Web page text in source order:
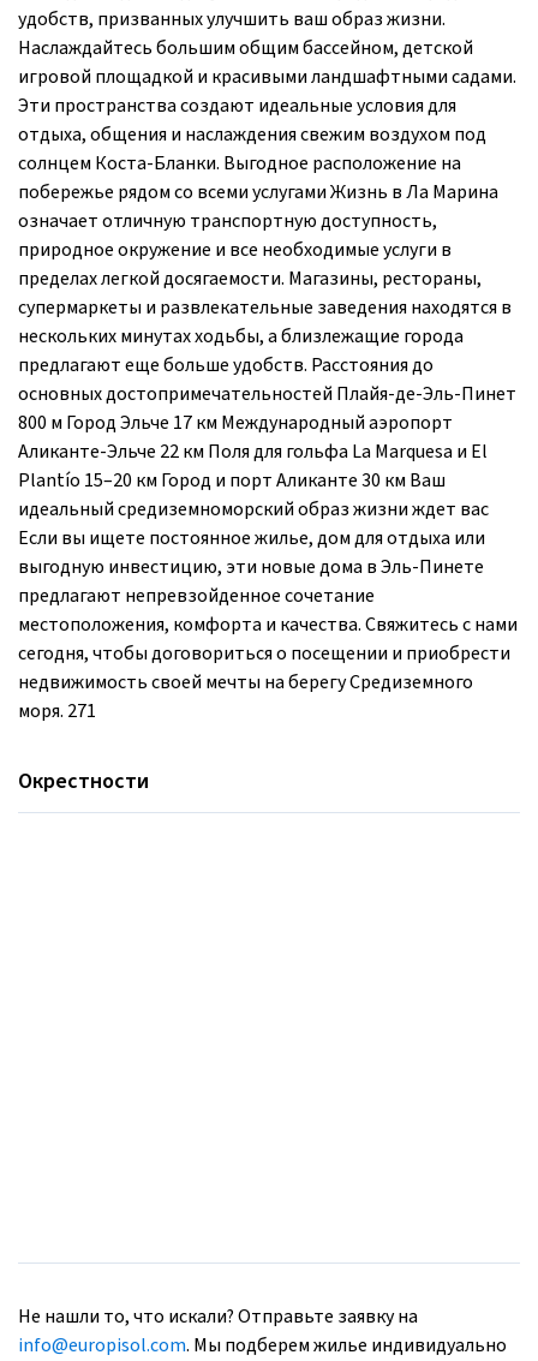
удобств, призванных улучшить ваш образ жизни.
Наслаждайтесь большим общим бассейном, детской
игровой площадкой и красивыми ландшафтными садами.
Эти пространства создают идеальные условия для
отдыха, общения и наслаждения свежим воздухом под
солнцем Коста-Бланки. Выгодное расположение на
побережье рядом со всеми услугами Жизнь в Ла Марина
означает отличную транспортную доступность,
природное окружение и все необходимые услуги в
пределах легкой досягаемости. Магазины, рестораны,
супермаркеты и развлекательные заведения находятся в
нескольких минутах ходьбы, а близлежащие города
предлагают еще больше удобств. Расстояния до
основных достопримечательностей Плайя-де-Эль-Пинет
800 м Город Эльче 17 км Международный аэропорт
Аликанте-Эльче 22 км Поля для гольфа La Marquesa и El
Plantío 15–20 км Город и порт Аликанте 30 км Ваш
идеальный средиземноморский образ жизни ждет вас
Если вы ищете постоянное жилье, дом для отдыха или
выгодную инвестицию, эти новые дома в Эль-Пинете
предлагают непревзойденное сочетание
местоположения, комфорта и качества. Свяжитесь с нами
сегодня, чтобы договориться о посещении и приобрести
недвижимость своей мечты на берегу Средиземного
моря. 271
Окрестности
Не нашли то, что искали? Отправьте заявку на
info@europisol.com. Мы подберем жилье индивидуально